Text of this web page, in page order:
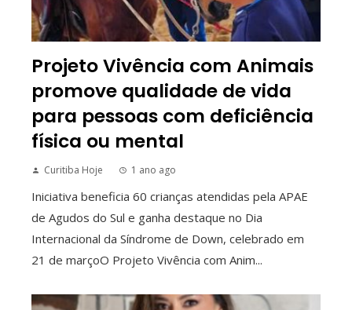
Projeto Vivência com Animais
promove qualidade de vida
para pessoas com deficiência
física ou mental
Curitiba Hoje 1 ano ago
Iniciativa beneficia 60 crianças atendidas pela APAE
de Agudos do Sul e ganha destaque no Dia
Internacional da Síndrome de Down, celebrado em
21 de marçoO Projeto Vivência com Anim...